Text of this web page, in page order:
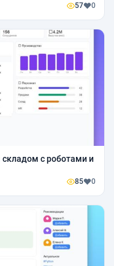
57 0
с роботами и
85 0